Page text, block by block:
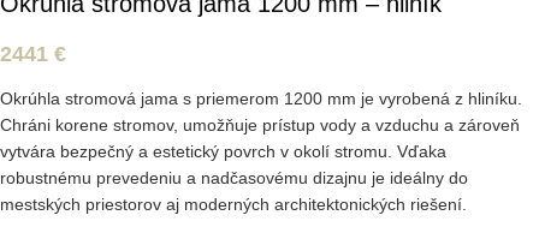
2441 €
Okrúhla stromová jama s priemerom 1200 mm je vyrobená z hliníku.
Chráni korene stromov, umožňuje prístup vody a vzduchu a zároveň
vytvára bezpečný a estetický povrch v okolí stromu. Vďaka
robustnému prevedeniu a nadčasovému dizajnu je ideálny do
mestských priestorov aj moderných architektonických riešení.